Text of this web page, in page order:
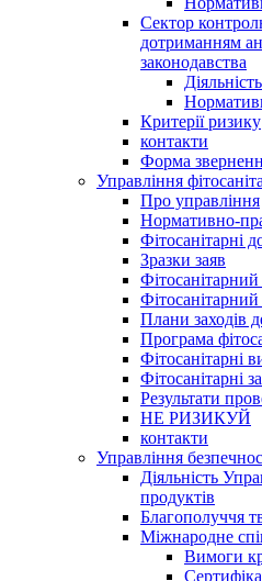
Сектор
дотриманням
законодавства
Критерії ризику
контакти
Форма
Управління
Про управління
Нормативно-
Фітосанітарні
Зразки заяв
Фітосанітарний
Фітосанітарний
Плани заходів
Програма
Фітосанітарні
Фітосанітарні
Результати
НЕ РИЗИКУЙ
контакти
Управління
Діяльність
продуктів
Благополуччя
Міжнародне
Вимоги